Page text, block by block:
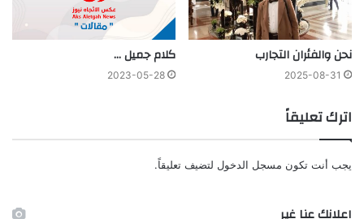
نحن والفئران التجارب
2025-08-31
كلام جميل …
2023-05-28
اترك تعليقاً
يجب أنت تكون مسجل الدخول لتضيف تعليقاً.